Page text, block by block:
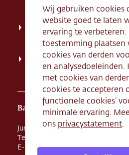
Tel. 070 - 324 94 09
Kerkstraat 71, 2242 HD
Tel. 070 - 517 95 07
Dorpsstraat 134, 2712 AN
Tel. 079 - 316 78 95
Banketbakkerij Maison Kelder
Junostraat 8, 2516 BR Den Haag
Tel. 070 - 324 68 44
E-mailinfo@maisonkelder.nl
Wij gebruiken cookies
website goed te laten
ervaring te
toestemming plaatsen
cookies van derden
en analysedoeleinden.
met cookies van
cookies te accepteren
functionele cookies’
minimale ervaring.
ons privacystatement.